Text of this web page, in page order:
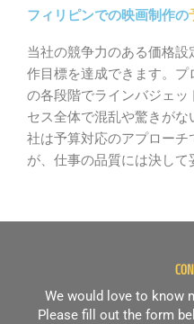
フィリピンでの映画制作の
当社の競争力のある価格設
作目標を達成できます。
の各段階でラインバジェッ
セス全体で混乱や驚きが
社は予算対応のアプロー
が、仕事の品質には決して
We would love to know
Please fill out the form